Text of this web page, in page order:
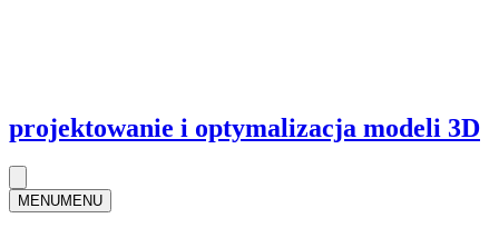
projektowanie i optymalizacja modeli 3D
MENUMENU